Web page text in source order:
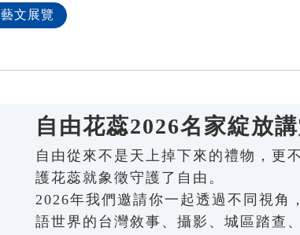
藝文展覽
自由花蕊2026名家綻放
自由從來不是天上掉下來的禮物，更
護花蕊就象徵守護了自由。
2026年我們邀請你一起透過不同視角
語世界的台灣敘事、攝影、城區踏查